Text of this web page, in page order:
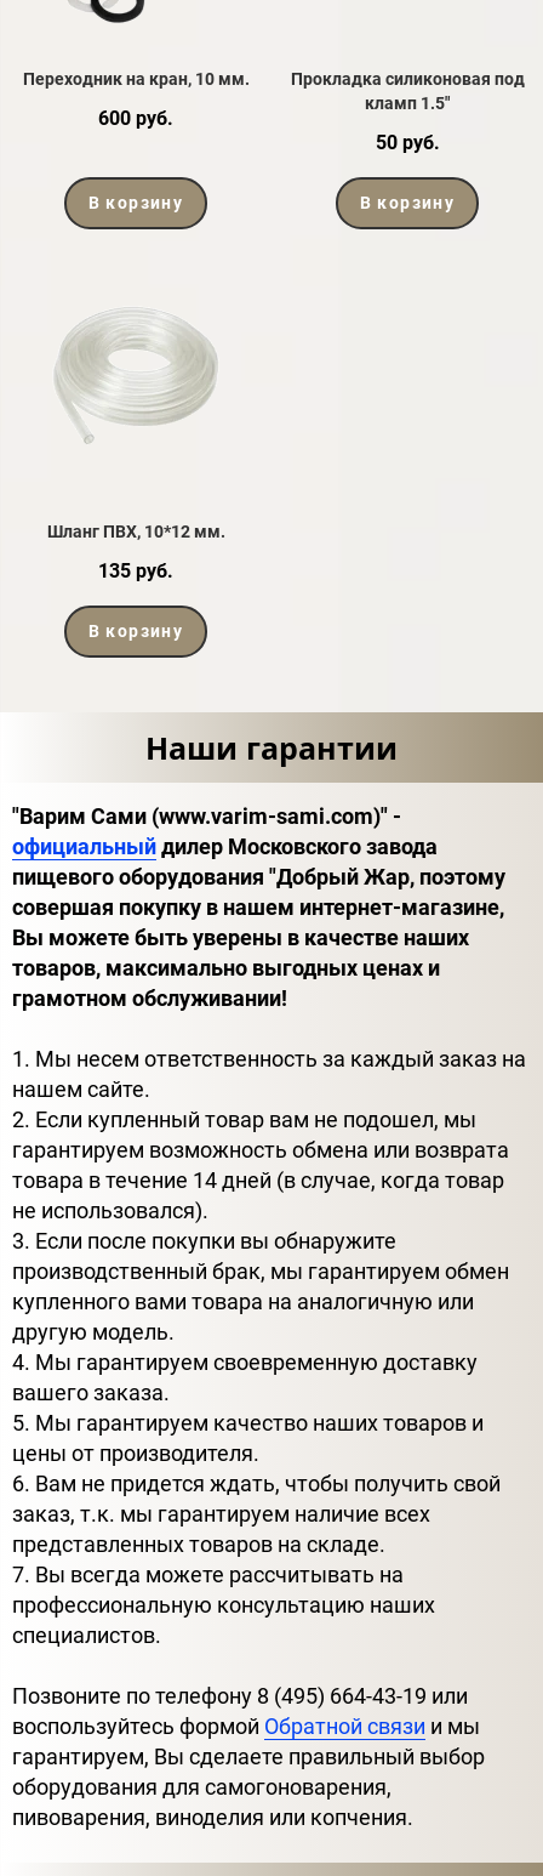
Переходник на кран, 10 мм.
600 руб.
В корзину
Прокладка силиконовая под
кламп 1.5"
50 руб.
В корзину
Шланг ПВХ, 10*12 мм.
135 руб.
В корзину
Наши гарантии
"Варим Сами (www.varim-sami.com)" -
официальныйдилер Московского завода
пищевого оборудования "Добрый Жар, поэтому
совершая покупку в нашем интернет-магазине,
Вы можете быть уверены в качестве наших
товаров, максимально выгодных ценах и
грамотном обслуживании!
1. Мы несем ответственность за каждый заказ на
нашем сайте.
2. Если купленный товар вам не подошел, мы
гарантируем возможность обмена или возврата
товара в течение 14 дней (в случае, когда товар
не использовался).
3. Если после покупки вы обнаружите
производственный брак, мы гарантируем обмен
купленного вами товара на аналогичную или
другую модель.
4. Мы гарантируем своевременную доставку
вашего заказа.
5. Мы гарантируем качество наших товаров и
цены от производителя.
6. Вам не придется ждать, чтобы получить свой
заказ, т.к. мы гарантируем наличие всех
представленных товаров на складе.
7. Вы всегда можете рассчитывать на
профессиональную консультацию наших
специалистов.
Позвоните по телефону 8 (495) 664-43-19 или
воспользуйтесь формой Обратной связи и мы
гарантируем, Вы сделаете правильный выбор
оборудования для самогоноварения,
пивоварения, виноделия или копчения.